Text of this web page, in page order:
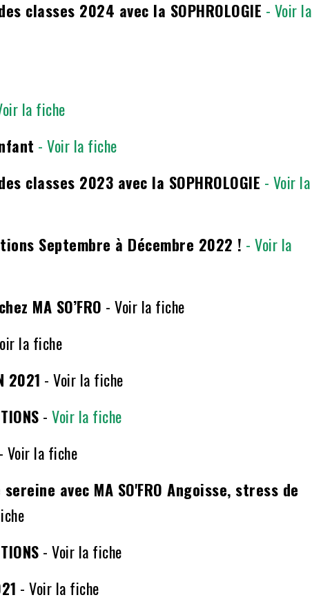
classes 2024 avec la SOPHROLOGIE - Voir la
la fiche
- Voir la fiche
classes 2023 avec la SOPHROLOGIE - Voir la
Septembre à Décembre 2022 ! - Voir la
MA SO’FRO - Voir la fiche
la fiche
2021 - Voir la fiche
- Voir la fiche
- Voir la fiche
avec MA SO'FRO Angoisse, stress de
- Voir la fiche
- Voir la fiche